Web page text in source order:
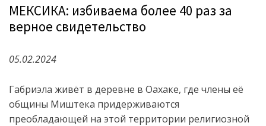
МЕКСИКА: избиваема более 40 раз за
верное свидетельство
05.02.2024
Габриэла живёт в деревне в Оахаке, где члены её
общины Миштека придерживаются
преобладающей на этой территории религиозной